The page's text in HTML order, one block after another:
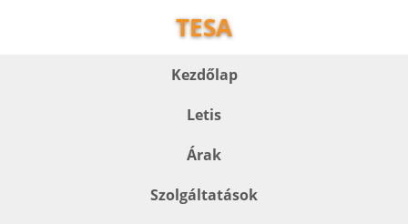
TESA
Kezdőlap
Letis
Árak
Szolgáltatások